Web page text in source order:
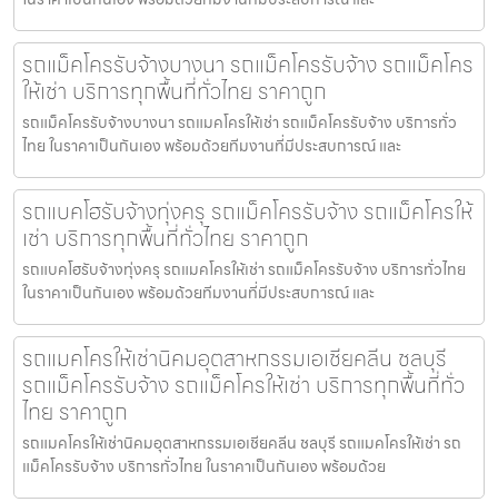
รถแม็คโครรับจ้างบางนา รถแม็คโครรับจ้าง รถแม็คโคร
ให้เช่า บริการทุกพื้นที่ทั่วไทย ราคาถูก
รถแม็คโครรับจ้างบางนา รถแมคโครให้เช่า รถแม็คโครรับจ้าง บริการทั่ว
ไทย ในราคาเป็นกันเอง พร้อมด้วยทีมงานที่มีประสบการณ์ และ
รถแบคโฮรับจ้างทุ่งครุ รถแม็คโครรับจ้าง รถแม็คโครให้
เช่า บริการทุกพื้นที่ทั่วไทย ราคาถูก
รถแบคโฮรับจ้างทุ่งครุ รถแมคโครให้เช่า รถแม็คโครรับจ้าง บริการทั่วไทย
ในราคาเป็นกันเอง พร้อมด้วยทีมงานที่มีประสบการณ์ และ
รถแมคโครให้เช่านิคมอุตสาหกรรมเอเชียคลีน ชลบุรี
รถแม็คโครรับจ้าง รถแม็คโครให้เช่า บริการทุกพื้นที่ทั่ว
ไทย ราคาถูก
รถแมคโครให้เช่านิคมอุตสาหกรรมเอเชียคลีน ชลบุรี รถแมคโครให้เช่า รถ
แม็คโครรับจ้าง บริการทั่วไทย ในราคาเป็นกันเอง พร้อมด้วย